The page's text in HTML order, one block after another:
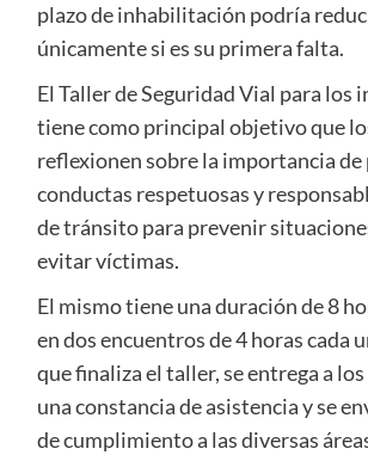
plazo de inhabilitación podría
únicamente si es su primera falta.
El Taller de Seguridad Vial para los
tiene como principal objetivo que
reflexionen sobre la importancia
conductas respetuosas y
de tránsito para prevenir
evitar víctimas.
El mismo tiene una duración de 8
en dos encuentros de 4 horas cada
que finaliza el taller, se entrega a
una constancia de asistencia y se
de cumplimiento a las diversas